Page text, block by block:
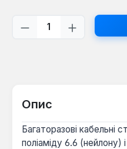
Кількість
Опис
Багаторазові кабельні
поліаміду 6.6 (нейлону)